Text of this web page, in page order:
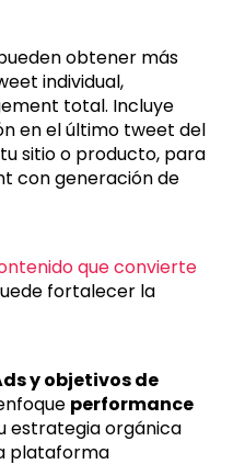
obtener más
individual,
total. Incluye
en el último tweet del
sitio o producto, para
con generación de
que convierte
fortalecer la
y objetivos de
performance
estrategia orgánica
plataforma